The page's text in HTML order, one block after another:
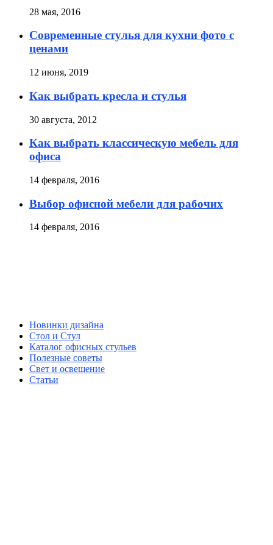
28 мая, 2016
Современные стулья для кухни фото с
ценами
12 июня, 2019
Как выбрать кресла и стулья
30 августа, 2012
Как выбрать классическую мебель для
офиса
14 февраля, 2016
Выбор офисной мебели для рабочих
14 февраля, 2016
Новинки дизайна
Стол и Стул
Каталог офисных стульев
Полезные советы
Свет и освещение
Статьи